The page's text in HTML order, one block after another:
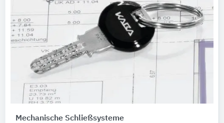
Mechanische Schließsysteme